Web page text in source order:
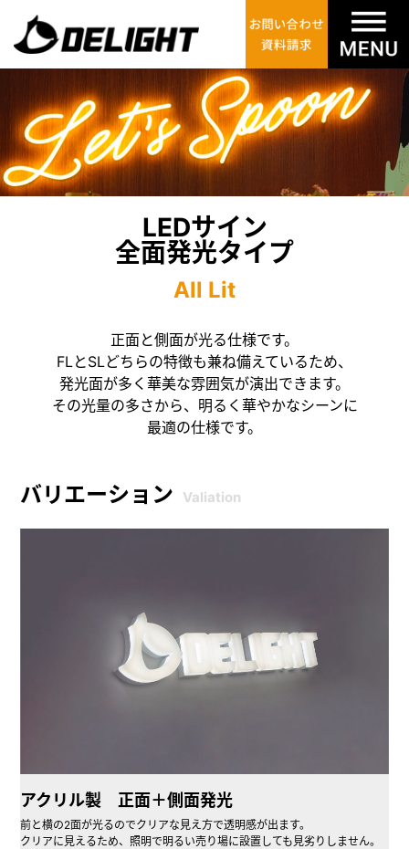
LEDサイン
全面発光タイプ
All Lit
正面と側面が光る仕様です。
FLとSLどちらの特徴も兼ね備えているため、
発光面が多く華美な雰囲気が演出できます。
その光量の多さから、明るく華やかなシーンに
最適の仕様です。
バリエーション Valiation
アクリル製 正面＋側面発光
前と横の2面が光るのでクリアな見え方で透明感が出ます。
クリアに見えるため、照明で明るい売り場に設置しても見劣りしません。